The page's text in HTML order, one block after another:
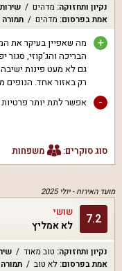
נקיון ותחזוקה: מדהים
אמת בפרסום: מדהים תמורה
+
מה שאפיין בעיקר את
הבריכה והג'קוזי,
גם לא מעט פינות
רק באזור אחד. הנופים
- אפשר לתת יותר פרטיות
סוג סוקרים: משפחות
מועד האירוח -יולי 2025
7.2 שושי
לא אמליץ
נקיון ותחזוקה: טוב מאוד
אמת בפרסום: לא טוב